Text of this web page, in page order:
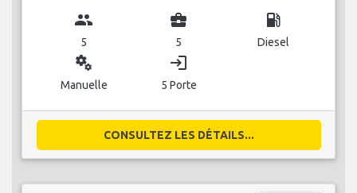
group
5
business_center
5
local_gas_station
Diesel
miscellaneous_services
Manuelle
login
5 Porte
CONSULTEZ LES DÉTAILS...